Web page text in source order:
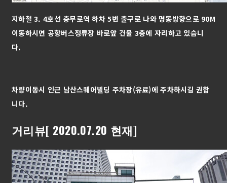
지하철 3. 4호선 충무로역 하차 5번 출구로 나와 명동방향으로 90M
이동하시면 공항버스정류장 바로앞 건물 3층에 자리하고 있습니
다.
차량이동시 인근 남산스퀘어빌딩 주차장(유료)에 주차하시길 권합
니다.
거리뷰[ 2020.07.20 현재]